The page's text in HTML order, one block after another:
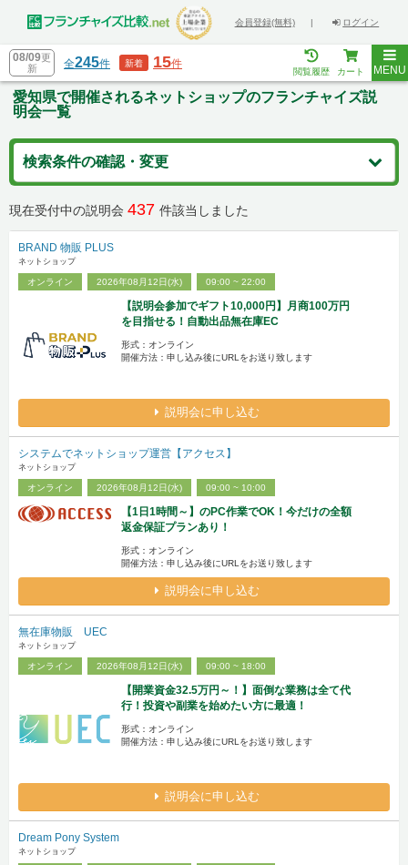
会員登録(無料) | ログイン
08/09更
新
全245件 新着 15件
閲覧履歴 カート MENU
愛知県で開催されるネットショップのフランチャイズ説
明会一覧
検索条件の確認・変更
現在受付中の説明会 437 件該当しました
BRAND 物販 PLUS
ネットショップ
オンライン 2026年08月12日(水) 09:00 ~ 22:00
【説明会参加でギフト10,000円】月商100万円
を目指せる！自動出品無在庫EC
形式：オンライン
開催方法：申し込み後にURLをお送り致します
説明会に申し込む
システムでネットショップ運営【アクセス】
ネットショップ
オンライン 2026年08月12日(水) 09:00 ~ 10:00
【1日1時間～】のPC作業でOK！今だけの全額
返金保証プランあり！
形式：オンライン
開催方法：申し込み後にURLをお送り致します
説明会に申し込む
無在庫物販 UEC
ネットショップ
オンライン 2026年08月12日(水) 09:00 ~ 18:00
【開業資金32.5万円～！】面倒な業務は全て代
行！投資や副業を始めたい方に最適！
形式：オンライン
開催方法：申し込み後にURLをお送り致します
説明会に申し込む
Dream Pony System
ネットショップ